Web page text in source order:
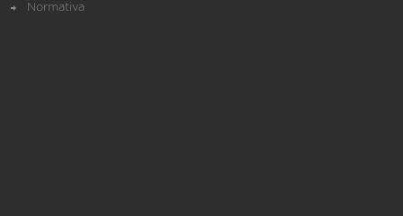
Normativa